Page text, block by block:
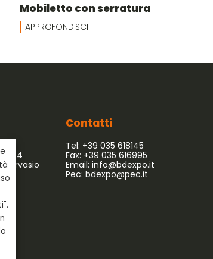
Mobiletto con serratura
APPROFONDISCI
64
Contatti
Tel: +39 035 618145
Fax: +39 035 616995
Email: info@bdexpo.it
Pec: bdexpo@pec.it